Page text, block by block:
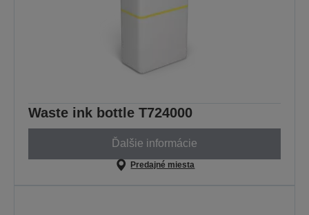
Waste ink bottle T724000
Ďalšie informácie
Predajné miesta